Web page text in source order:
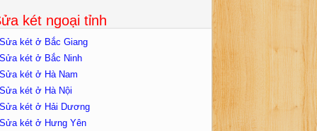
két ngoại tỉnh
két ở Bắc Giang
két ở Bắc Ninh
két ở Hà Nam
két ở Hà Nội
két ở Hải Dương
két ở Hưng Yên